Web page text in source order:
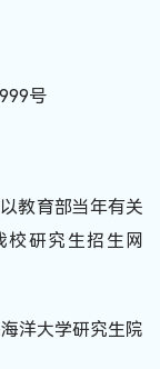
号
教育部当年有关
研究生招生网
洋大学研究生院